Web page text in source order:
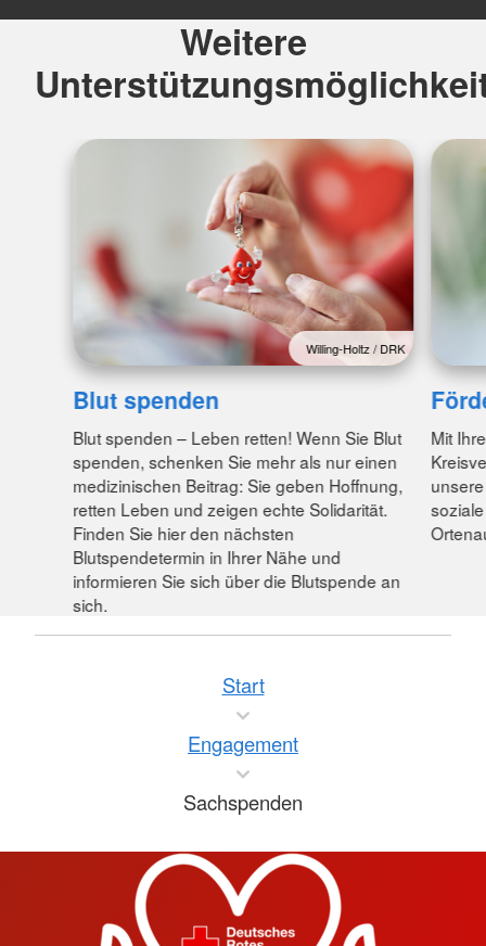
Weitere
Willing-Holtz / DRK
Blut spenden
Blut spenden – Leben retten! Wenn Sie Blut
spenden, schenken Sie mehr als nur einen
medizinischen Beitrag: Sie geben Hoffnung,
retten Leben und zeigen echte Solidarität.
Finden Sie hier den nächsten
Blutspendetermin in Ihrer Nähe und
informieren Sie sich über die Blutspende an
sich.
Mit
Start
Engagement
Sachspenden